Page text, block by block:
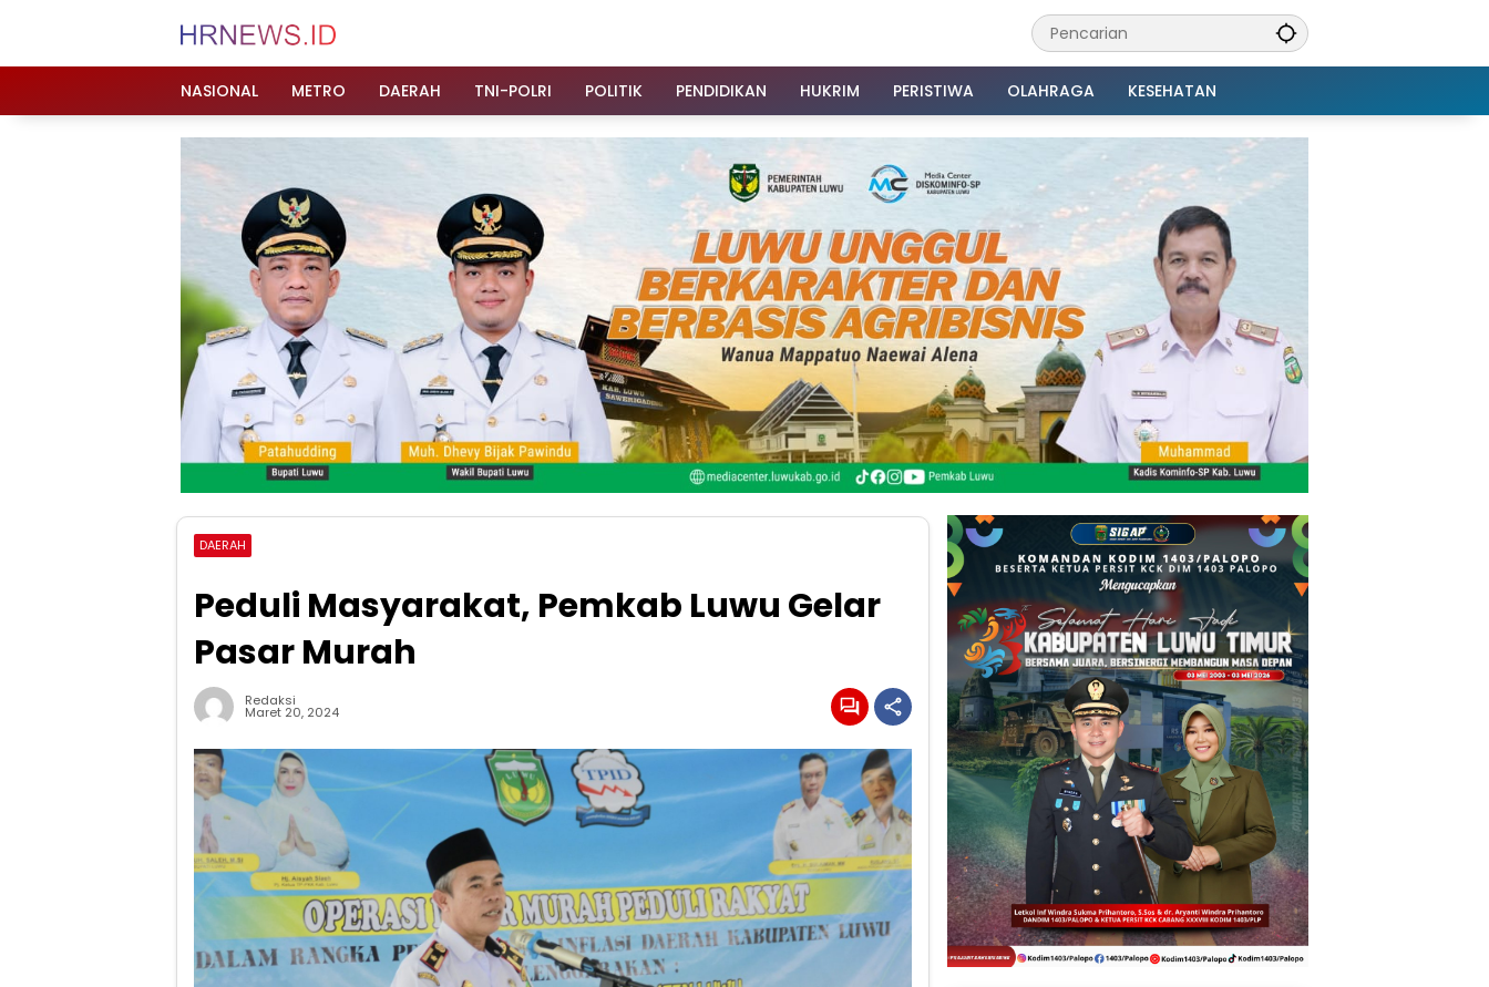
NASIONAL
METRO DAERAH TNI-POLRI POLITIK PENDIDIKAN HUKRIM PERISTIWA OLAHRAGA KESEHATAN
DAERAH
Peduli Masyarakat, Pemkab Luwu Gelar
Pasar Murah
Redaksi
Maret 20, 2024